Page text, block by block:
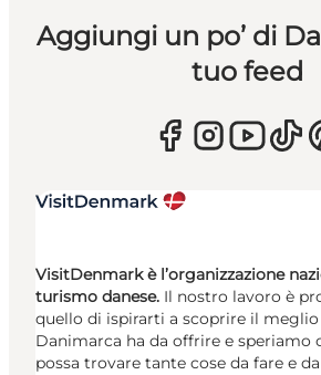
Aggiungi un po’ di
tuo feed
VisitDenmark è l’organizzazione
turismo danese. Il nostro lavoro è
quello di ispirarti a scoprire il meglio
Danimarca ha da offrire e speriamo
possa trovare tante cose da fare e